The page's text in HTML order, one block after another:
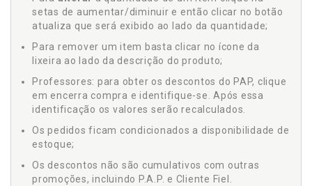
setas de aumentar/diminuir e então clicar no botão
atualiza que será exibido ao lado da quantidade;
Para remover um item basta clicar no ícone da
lixeira ao lado da descrição do produto;
Professores: para obter os descontos do PAP, clique
em encerra compra e identifique-se. Após essa
identificação os valores serão recalculados.
Os pedidos ficam condicionados a disponibilidade de
estoque;
Os descontos não são cumulativos com outras
promoções, incluindo P.A.P. e Cliente Fiel.